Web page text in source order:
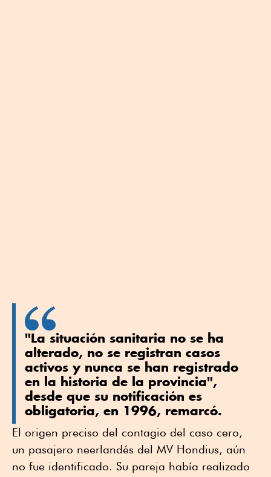
"La situación sanitaria no se ha
alterado, no se registran casos
activos y nunca se han registrado
en la historia de la provincia",
desde que su notificación es
obligatoria, en 1996, remarcó.
El origen preciso del contagio del caso cero,
un pasajero neerlandés del MV Hondius, aún
no fue identificado. Su pareja había realizado